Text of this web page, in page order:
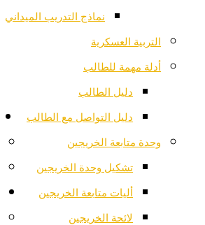
نماذج التدريب الميداني
التربية العسكرية
أدلة مهمة للطالب
دليل الطالب
دليل التواصل مع الطالب
وحدة متابعة الخريجين
تشكيل وحدة الخريجين
أليات متابعة الخريجين
لائحة الخريجين